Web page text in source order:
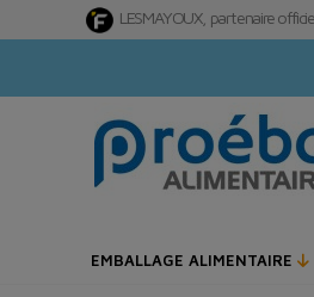
LESMAYOUX, partenaire
EMBALLAGE ALIMENTAIRE